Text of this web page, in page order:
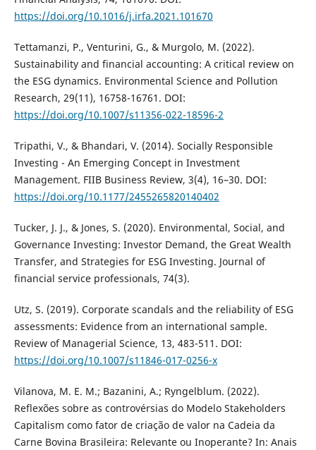
https://doi.org/10.1016/j.irfa.2021.101670
Tettamanzi, P., Venturini, G., & Murgolo, M. (2022).
Sustainability and financial accounting: A critical review on
the ESG dynamics. Environmental Science and Pollution
Research, 29(11), 16758-16761. DOI:
https://doi.org/10.1007/s11356-022-18596-2
Tripathi, V., & Bhandari, V. (2014). Socially Responsible
Investing - An Emerging Concept in Investment
Management. FIIB Business Review, 3(4), 16–30. DOI:
https://doi.org/10.1177/2455265820140402
Tucker, J. J., & Jones, S. (2020). Environmental, Social, and
Governance Investing: Investor Demand, the Great Wealth
Transfer, and Strategies for ESG Investing. Journal of
financial service professionals, 74(3).
Utz, S. (2019). Corporate scandals and the reliability of ESG
assessments: Evidence from an international sample.
Review of Managerial Science, 13, 483-511. DOI:
https://doi.org/10.1007/s11846-017-0256-x
Vilanova, M. E. M.; Bazanini, A.; Ryngelblum. (2022).
Reflexões sobre as controvérsias do Modelo Stakeholders
Capitalism como fator de criação de valor na Cadeia da
Carne Bovina Brasileira: Relevante ou Inoperante? In: Anais